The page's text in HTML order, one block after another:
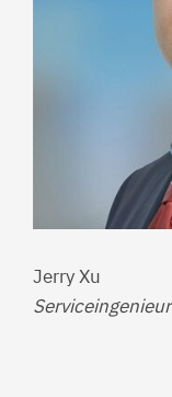
Jerry Xu
Serviceingenieur